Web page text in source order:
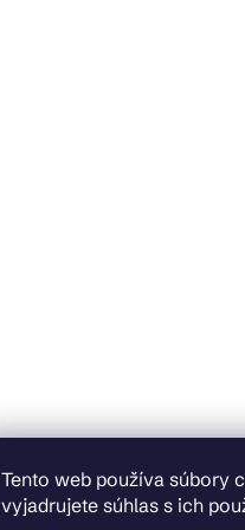
Tento web používa súbory
vyjadrujete súhlas s ich